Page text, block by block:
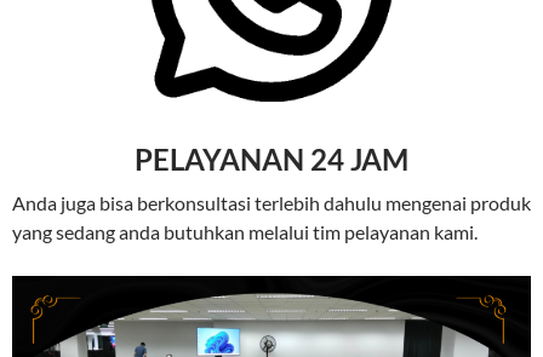
PELAYANAN 24 JAM
Anda juga bisa berkonsultasi terlebih dahulu mengenai produk
yang sedang anda butuhkan melalui tim pelayanan kami.